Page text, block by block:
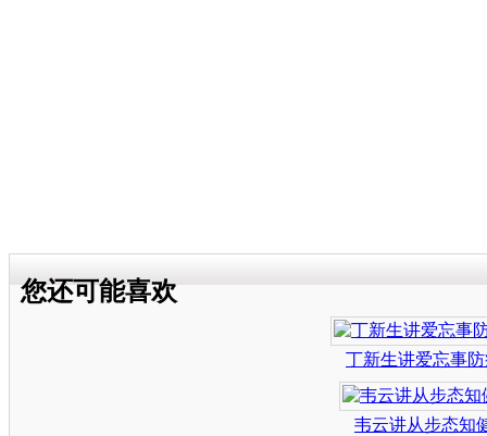
您还可能喜欢
丁新生讲爱忘事
韦云讲从步态知